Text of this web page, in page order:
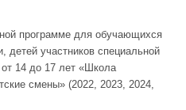
программе для обучающихся
детей участников специальной
14 до 17 лет «Школа
смены» (2022, 2023, 2024,